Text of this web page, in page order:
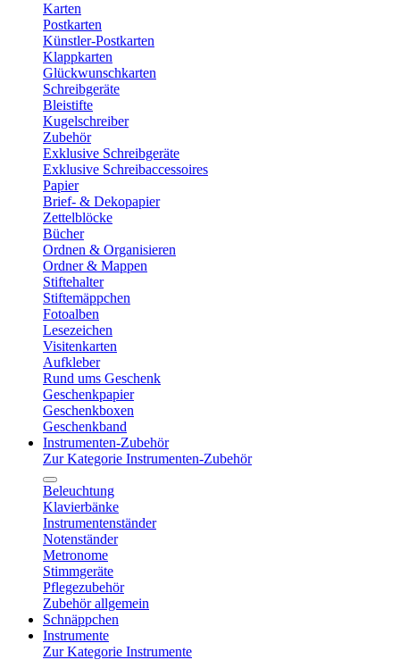
Karten
Postkarten
Künstler-Postkarten
Klappkarten
Glückwunschkarten
Schreibgeräte
Bleistifte
Kugelschreiber
Zubehör
Exklusive Schreibgeräte
Exklusive Schreibaccessoires
Papier
Brief- & Dekopapier
Zettelblöcke
Bücher
Ordnen & Organisieren
Ordner & Mappen
Stiftehalter
Stiftemäppchen
Fotoalben
Lesezeichen
Visitenkarten
Aufkleber
Rund ums Geschenk
Geschenkpapier
Geschenkboxen
Geschenkband
Instrumenten-Zubehör
Zur Kategorie Instrumenten-Zubehör
Beleuchtung
Klavierbänke
Instrumentenständer
Notenständer
Metronome
Stimmgeräte
Pflegezubehör
Zubehör allgemein
Schnäppchen
Instrumente
Zur Kategorie Instrumente